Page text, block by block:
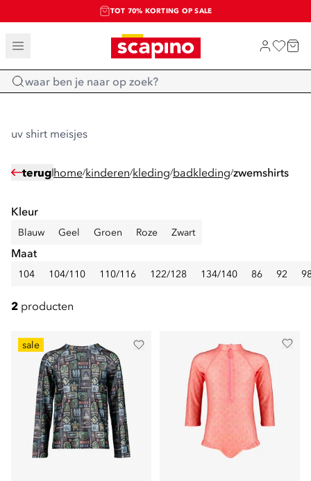
TOT 70% KORTING OP SALE
SALE: LAATSTE KANS!
SHOP NIEUW
Home
uv shirt meisjes
terug home/kinderen/kleding/badkleding/zwemshirts
Kleur
Blauw Geel Groen Roze Zwart
Maat
104 104/110 110/116 122/128 134/140 86 92
2 producten
sale